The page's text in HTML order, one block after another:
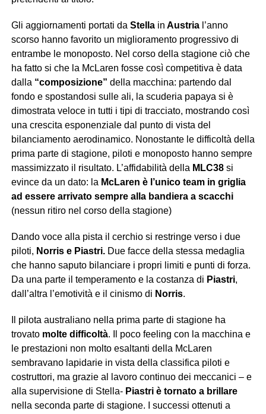
Gli aggiornamenti portati da Stellain Austrial’anno
scorso hanno favorito un miglioramento progressivo di
entrambe le monoposto. Nel corso della stagione ciò che
ha fatto si che la McLaren fosse così competitiva è data
dalla “composizione” della macchina: partendo dal
fondo e spostandosi sulle ali, la scuderia papaya si è
dimostrata veloce in tutti i tipi di tracciato, mostrando così
una crescita esponenziale dal punto di vista del
bilanciamento aerodinamico. Nonostante le difficoltà della
prima parte di stagione, piloti e monoposto hanno sempre
massimizzato il risultato. L’affidabilità della MLC38si
evince da un dato: la McLaren è l’unico team in griglia
ad essere arrivato sempre alla bandiera a scacchi
(nessun ritiro nel corso della stagione)
Dando voce alla pista il cerchio si restringe verso i due
piloti, Norris e Piastri.Due facce della stessa medaglia
che hanno saputo bilanciare i propri limiti e punti di forza.
Da una parte il temperamento e la costanza di Piastri,
dall’altra l’emotività e il cinismo di Norris.
Il pilota australiano nella prima parte di stagione ha
trovatomolte difficoltà. Il poco feeling con la macchina e
le prestazioni non molto esaltanti della McLaren
sembravano lapidarie in vista della classifica piloti e
costruttori, ma grazie al lavoro continuo dei meccanici – e
alla supervisione di Stella- Piastri è tornato a brillare
nella seconda parte di stagione. I successi ottenuti a